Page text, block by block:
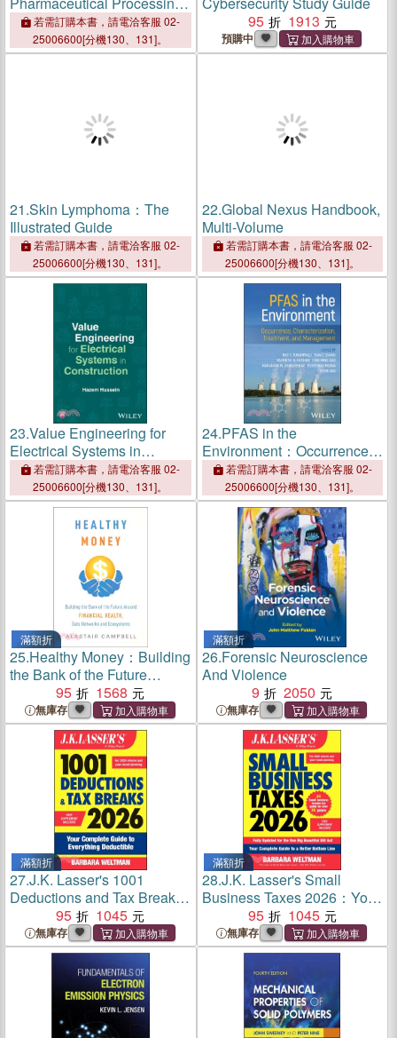
and Drug Development
若需訂購本書，請電洽客服 02-
25006600[分機130、131]。
95
1913
預購中
21.Skin Lymphoma：The
Illustrated Guide
若需訂購本書，請電洽客服 02-
25006600[分機130、131]。
22.Global Nexus Handbook,
Multi-Volume
若需訂購本書，請電洽客服 02-
25006600[分機130、131]。
23.Value Engineering for
Electrical Systems in
Construction
若需訂購本書，請電洽客服 02-
25006600[分機130、131]。
24.PFAS in the
Environment：Occurrence,
Characterization, Treatment,
and Management
若需訂購本書，請電洽客服 02-
25006600[分機130、131]。
滿額折
25.Healthy Money：Building
the Bank of the Future
Around Financial Health,
Data Networks and
Ecosystems
95 1568
無庫存
滿額折
26.Forensic Neuroscience
And Violence
9
2050
無庫存
滿額折
27.J.K. Lasser's 1001
Deductions and Tax Breaks
2026：Your Complete
Guide to Everything
Deductible
95 1045
無庫存
滿額折
28.J.K. Lasser's Small
Business Taxes 2026：Your
Complete Guide to a Better
Bottom Line
95 1045
無庫存